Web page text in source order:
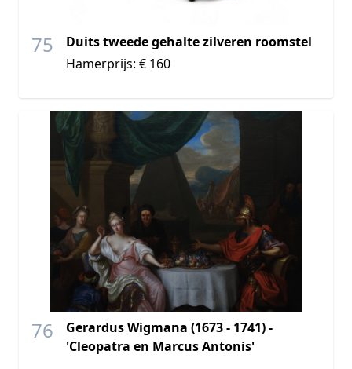
75
Duits tweede gehalte zilveren roomstel
Hamerprijs: € 160
76
Gerardus Wigmana (1673 - 1741) -
'Cleopatra en Marcus Antonis'